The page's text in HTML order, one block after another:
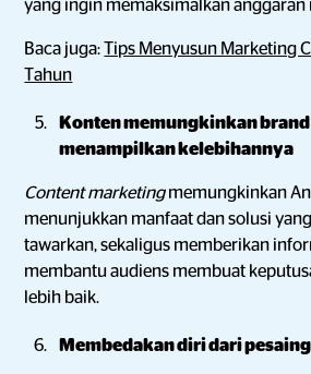
yang ingin memaksimalkan anggaran
Baca juga: Tips Menyusun Marketing
Tahun
Konten memungkinkan
menampilkan kelebihannya
Content marketingmemungkinkan
menunjukkan manfaat dan solusi
tawarkan, sekaligus memberikan
membantu audiens membuat
lebih baik.
Membedakan diri dari pesaing